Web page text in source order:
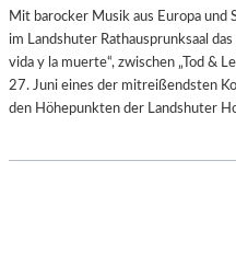
Mit barocker Musik aus Europa und
im Landshuter Rathausprunksaal
vida y la muerte“, zwischen „Tod &
27. Juni eines der mitreißendsten
den Höhepunkten der Landshuter